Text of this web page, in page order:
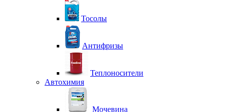
Тосолы
Антифризы
Теплоносители
Автохимия
Мочевина